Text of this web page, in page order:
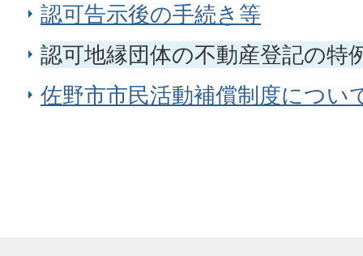
認可告示後の手続き等
認可地縁団体の不動産登記の特
佐野市市民活動補償制度につい